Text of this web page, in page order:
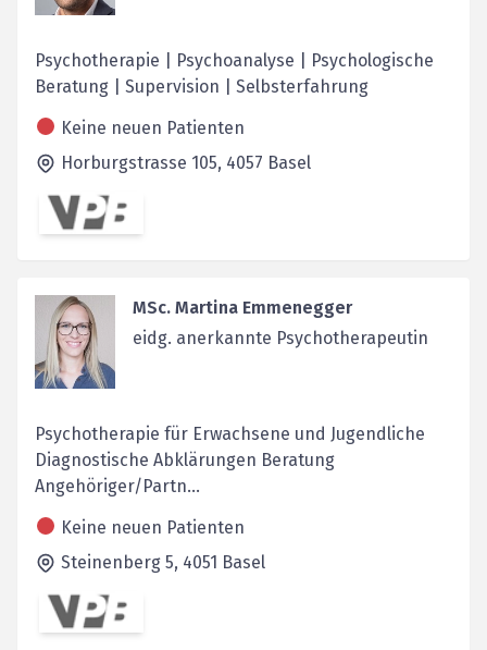
Psychotherapie | Psychoanalyse | Psychologische
Beratung | Supervision | Selbsterfahrung
Keine neuen Patienten
Horburgstrasse 105, 4057 Basel
MSc. Martina Emmenegger
eidg. anerkannte Psychotherapeutin
Psychotherapie für Erwachsene und Jugendliche
Diagnostische Abklärungen Beratung
Angehöriger/Partn...
Keine neuen Patienten
Steinenberg 5, 4051 Basel